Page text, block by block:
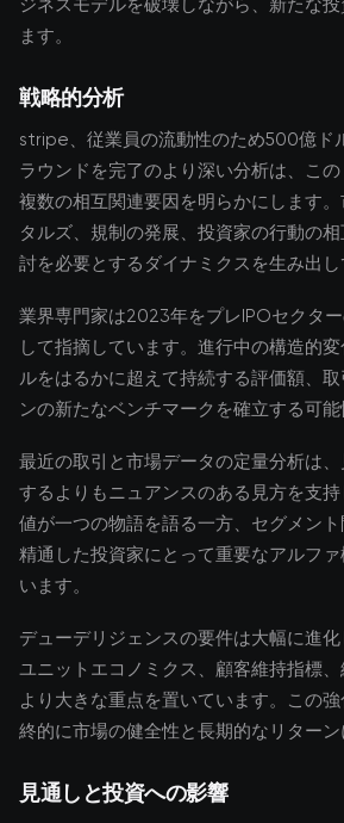
ジネスモデルを破壊しながら、新たな
ます。
戦略的分析
stripe、従業員の流動性のため500億ド
ラウンドを完了のより深い分析は、こ
複数の相互関連要因を明らかにします
タルズ、規制の発展、投資家の行動の
討を必要とするダイナミクスを生み出し
業界専門家は2023年をプレIPOセクタ
して指摘しています。進行中の構造的
ルをはるかに超えて持続する評価額、
ンの新たなベンチマークを確立する可能
最近の取引と市場データの定量分析は
するよりもニュアンスのある見方を支
値が一つの物語を語る一方、セグメン
精通した投資家にとって重要なアルフ
います。
デューデリジェンスの要件は大幅に進化
ユニットエコノミクス、顧客維持指標
より大きな重点を置いています。この
終的に市場の健全性と長期的なリターン
見通しと投資への影響